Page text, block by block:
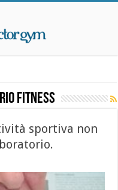
fitness
sportiva non